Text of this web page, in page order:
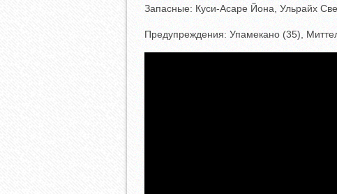
Запасные: Куси-Асаре Йона, Ульрайх
Предупреждения: Упамекано (35),